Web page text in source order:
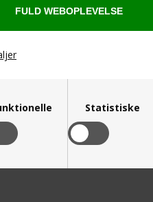
Statistiske
❤️